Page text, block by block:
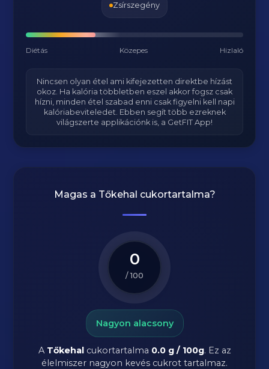
Zsírszegény
Diétás Közepes Hizlaló
Nincsen olyan étel ami kifejezetten direktbe hízást
okoz. Ha kalória többletben eszel akkor fogsz csak
hízni, minden étel szabad enni csak figyelni kell napi
kalóriabeviteledet. Ebben segít több ezreknek
világszerte applikációnk is, a GetFIT App!
Magas a Tőkehal cukortartalma?
0
/ 100
Nagyon alacsony
A Tőkehalcukortartalma 0.0 g / 100g. Ez az
élelmiszer nagyon kevés cukrot tartalmaz.